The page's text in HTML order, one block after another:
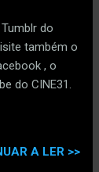
do
também o
, o
do CINE31.
A LER >>